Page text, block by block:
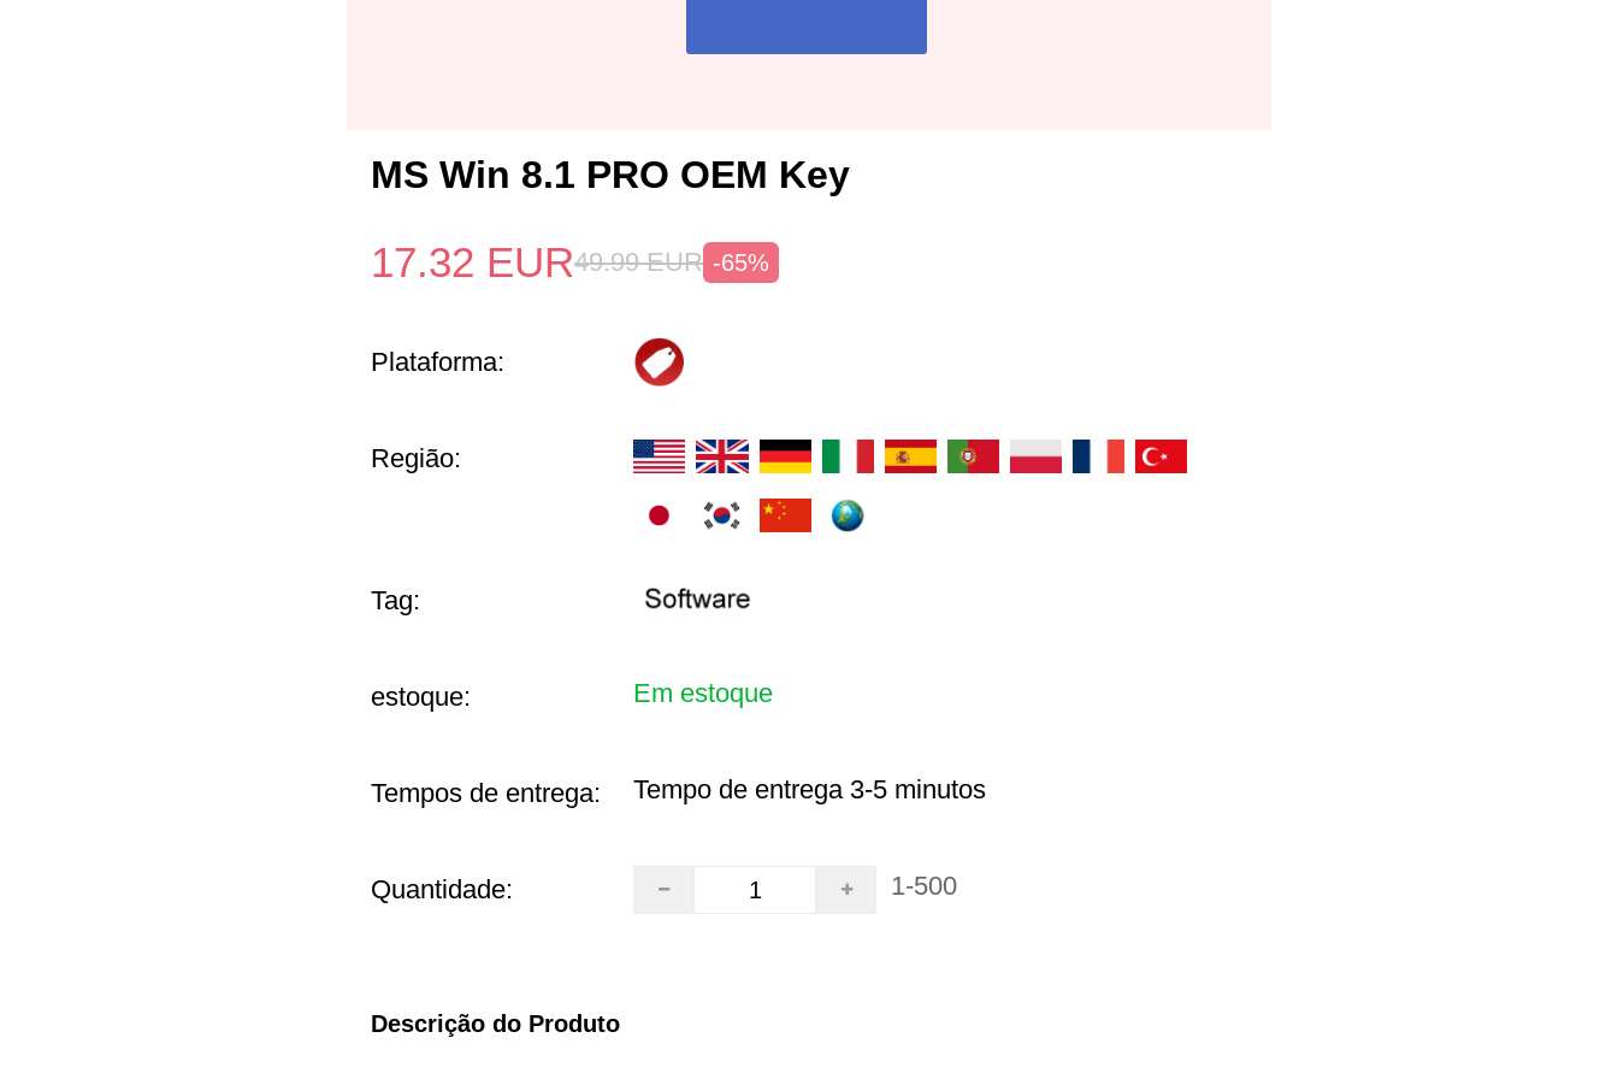
MS Win 8.1 PRO OEM Key
17.32 EUR49.99 EUR -65%
Plataforma:
Região:
Tag:
estoque: Em estoque
Tempos de entrega: Tempo de entrega 3-5 minutos
Quantidade: 1-500
Descrição do Produto